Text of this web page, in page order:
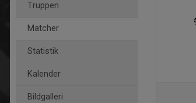
Truppen
Matcher
Statistik
Kalender
Bildgalleri